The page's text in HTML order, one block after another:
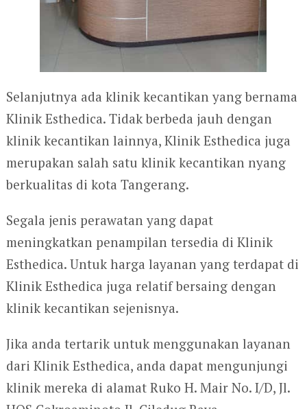
Selanjutnya ada klinik kecantikan yang bernama
Klinik Esthedica. Tidak berbeda jauh dengan
klinik kecantikan lainnya, Klinik Esthedica juga
merupakan salah satu klinik kecantikan nyang
berkualitas di kota Tangerang.
Segala jenis perawatan yang dapat
meningkatkan penampilan tersedia di Klinik
Esthedica. Untuk harga layanan yang terdapat di
Klinik Esthedica juga relatif bersaing dengan
klinik kecantikan sejenisnya.
Jika anda tertarik untuk menggunakan layanan
dari Klinik Esthedica, anda dapat mengunjungi
klinik mereka di alamat Ruko H. Mair No. I/D, Jl.